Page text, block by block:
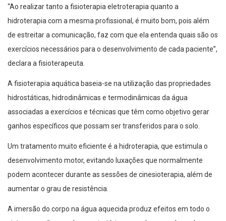
“Ao realizar tanto a fisioterapia eletroterapia quanto a
hidroterapia com a mesma profissional, é muito bom, pois além
de estreitar a comunicação, faz com que ela entenda quais são os
exercícios necessários para o desenvolvimento de cada paciente”,
declara a fisioterapeuta.
A fisioterapia aquática baseia-se na utilização das propriedades
hidrostáticas, hidrodinâmicas e termodinâmicas da água
associadas a exercícios e técnicas que têm como objetivo gerar
ganhos específicos que possam ser transferidos para o solo.
Um tratamento muito eficiente é a hidroterapia, que estimula o
desenvolvimento motor, evitando luxações que normalmente
podem acontecer durante as sessões de cinesioterapia, além de
aumentar o grau de resistência.
A imersão do corpo na água aquecida produz efeitos em todo o